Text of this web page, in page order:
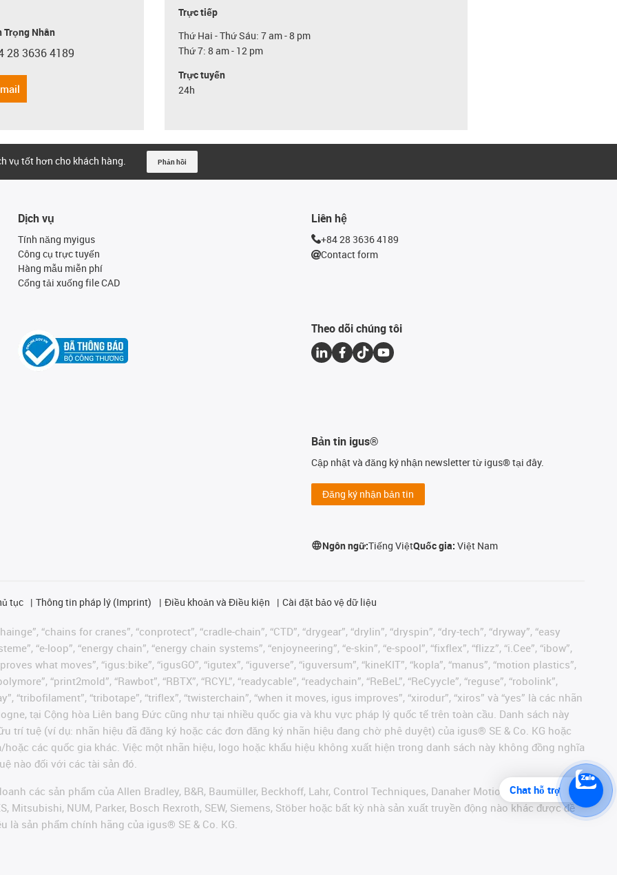
Trọng Nhân
phone
28 3636 4189
Trực tiếp
Thứ Hai - Thứ Sáu: 7 am - 8 pm
Thứ 7: 8 am - 12 pm
Trực tuyến
24h
vụ tốt hơn cho khách hàng. Phản hồi
Dịch vụ
Tính năng myigus
Công cụ trực tuyến
Hàng mẫu miễn phí
Cổng tải xuống file CAD
Liên hệ
+84 28 3636 4189
Contact form
Theo dõi chúng tôi
Bản tin igus®
Cập nhật và đăng ký nhận newsletter từ igus® tại đây.
Đăng ký nhận bản tin
Ngôn ngữ:Tiếng ViệtQuốc gia:Việt Nam
tục Thông tin pháp lý (Imprint) Điều khoản và Điều kiện Cài đặt bảo vệ dữ liệu
“chains for cranes”, “conprotect”, “cradle-chain”, “CTD”, “drygear”, “drylin”, “dryspin”, “dry-tech”, “dryway”, “easy
“e-loop”, “energy chain”, “energy chain systems”, “enjoyneering”, “e-skin”, “e-spool”, “fixflex”, “flizz”, “i.Cee”, “ibow”,
what moves”, “igus:bike”, “igusGO”, “igutex”, “iguverse”, “iguversum”, “kineKIT”, “kopla”, “manus”, “motion plastics”,
“print2mold”, “Rawbot”, “RBTX”, “RCYL”, “readycable”, “readychain”, “ReBeL”, “ReCyycle”, “reguse”, “robolink”,
“tribofilament”, “tribotape”, “triflex”, “twisterchain”, “when it moves, igus improves”, “xirodur”, “xiros” và “yes” là các nhãn
tại Cộng hòa Liên bang Đức cũng như tại nhiều quốc gia và khu vực pháp lý quốc tế trên toàn cầu. Danh sách này
trí tuệ (ví dụ: nhãn hiệu đã đăng ký hoặc các đơn đăng ký nhãn hiệu đang chờ phê duyệt) của igus® SE & Co. KG hoặc
các quốc gia khác. Việc một nhãn hiệu, logo hoặc khẩu hiệu không xuất hiện trong danh sách này không đồng nghĩa
nào đối với các tài sản đó.
các sản phẩm của Allen Bradley, B&R, Baumüller, Beckhoff, Lahr, Control Techniques, Danaher Motion, ELAU, FAGOR,
Mitsubishi, NUM, Parker, Bosch Rexroth, SEW, Siemens, Stöber hoặc bất kỳ nhà sản xuất truyền động nào khác được đề
sản phẩm chính hãng của igus® SE & Co. KG.
Chat hỗ trợ